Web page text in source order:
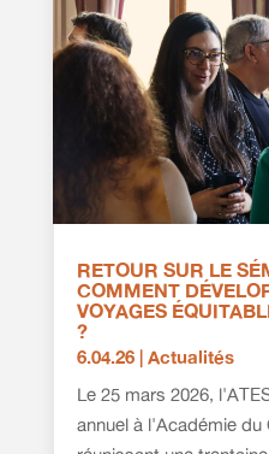
RETOUR SUR LE
COMMENT
VOYAGES
?
6.04.26| Actualités
Le 25 mars 2026,
annuel à l'Académie du